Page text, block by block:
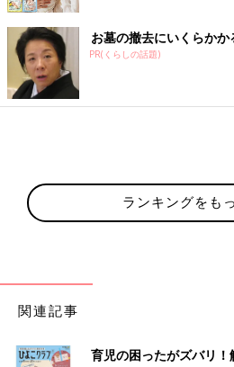
お墓の撤去にいくらか
PR(くらしの話題)
ランキングをも
関連記事
育児の困ったがズバリ